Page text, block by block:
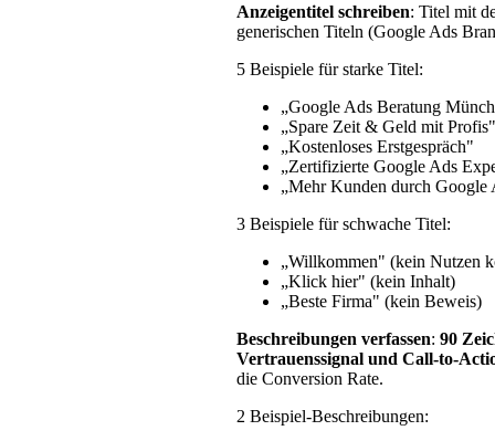
Anzeigentitel schreiben: Titel mit
generischen Titeln (Google Ads
5 Beispiele für starke Titel:
„Google Ads Beratung
„Spare Zeit & Geld mit Profis"
„Kostenloses Erstgespräch"
„Zertifizierte Google Ads
„Mehr Kunden durch Google
3 Beispiele für schwache Titel:
„Willkommen" (kein Nutzen
„Klick hier" (kein Inhalt)
„Beste Firma" (kein Beweis)
Beschreibungen verfassen: 90
Vertrauenssignal und Call-to-
die Conversion Rate.
2 Beispiel-Beschreibungen: